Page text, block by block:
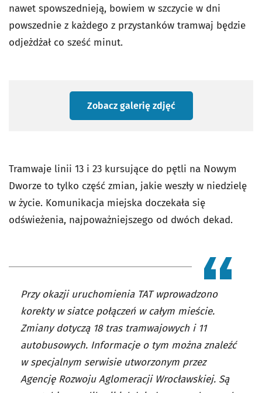
nawet spowszednieją, bowiem w szczycie w dni
powszednie z każdego z przystanków tramwaj będzie
odjeżdżał co sześć minut.
Zobacz galerię zdjęć
Tramwaje linii 13 i 23 kursujące do pętli na Nowym
Dworze to tylko część zmian, jakie weszły w niedzielę
w życie. Komunikacja miejska doczekała się
odświeżenia, najpoważniejszego od dwóch dekad.
Przy okazji uruchomienia TAT wprowadzono
korekty w siatce połączeń w całym mieście.
Zmiany dotyczą 18 tras tramwajowych i 11
autobusowych. Informacje o tym można znaleźć
w specjalnym serwisie utworzonym przez
Agencję Rozwoju Aglomeracji Wrocławskiej. Są